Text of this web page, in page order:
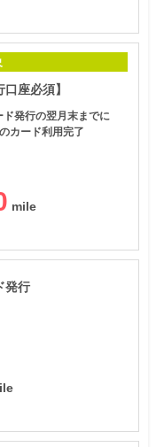
座必須】
発行の翌月末までに
カード利用完了
発行